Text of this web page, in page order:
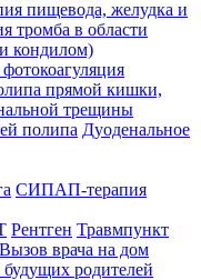
пищевода, желудка и
тромба в области
кондилом)
прямой кишки,
трещины
полипа Дуоденальное
СИПАП-терапия
Рентген Травмпункт
Вызов врача на дом
родителей